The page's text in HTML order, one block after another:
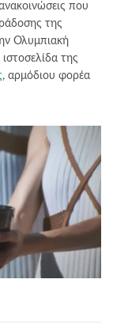
που
της
Ολυμπιακή
της
, αρμόδιου φορέα